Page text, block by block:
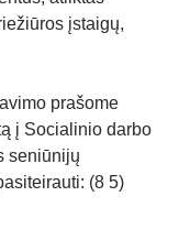
įstaigų,
prašome
į Socialinio darbo
seniūnijų
(8 5)